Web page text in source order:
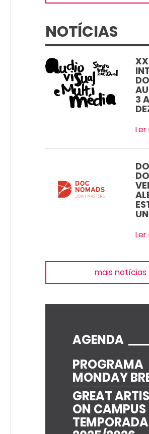
NOTÍCIAS
DO
3
mais notícias
AGENDA
PROGRAMA
MONDAY
GREAT
ON
TEMPORADA